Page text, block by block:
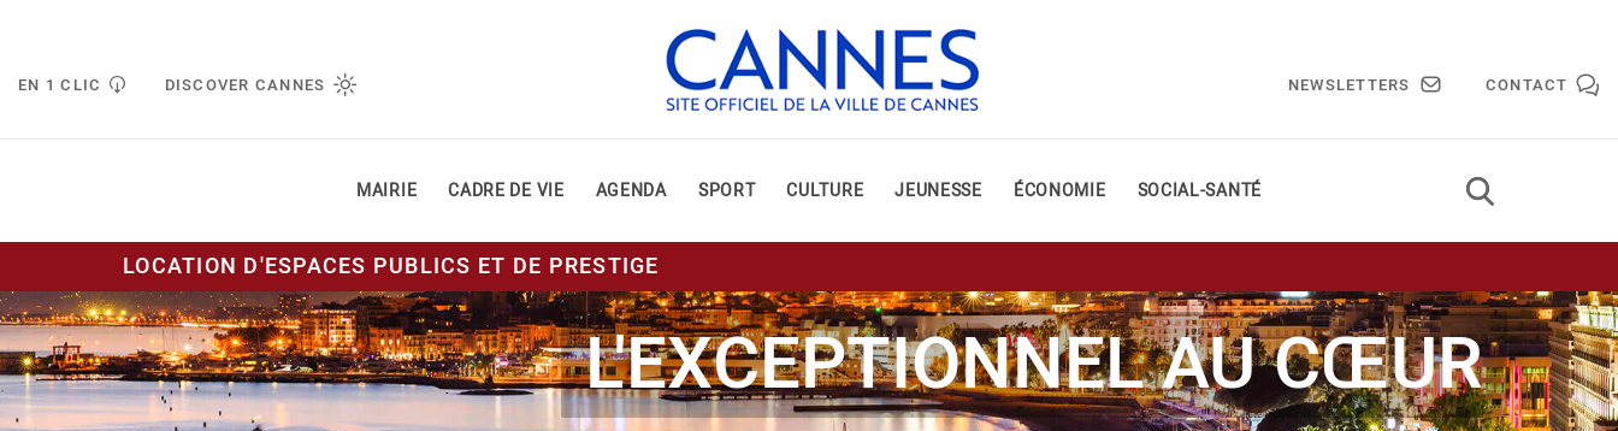
EN 1 CLIC DISCOVER CANNES NEWSLETTERS CONTACT
MAIRIE CADRE DE VIE AGENDA SPORT CULTURE JEUNESSE ÉCONOMIE SOCIAL-SANTÉ
LOCATION D'ESPACES PUBLICS ET DE PRESTIGE
L'EXCEPTIONNEL AU CŒUR